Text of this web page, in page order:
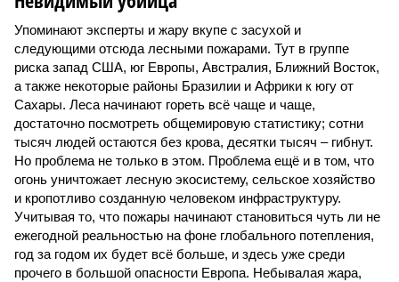
Упоминают эксперты и жару вкупе с засухой и
следующими отсюда лесными пожарами. Тут в группе
риска запад США, юг Европы, Австралия, Ближний Восток,
а также некоторые районы Бразилии и Африки к югу от
Сахары. Леса начинают гореть всё чаще и чаще,
достаточно посмотреть общемировую статистику; сотни
тысяч людей остаются без крова, десятки тысяч – гибнут.
Но проблема не только в этом. Проблема ещё и в том, что
огонь уничтожает лесную экосистему, сельское хозяйство
и кропотливо созданную человеком инфраструктуру.
Учитывая то, что пожары начинают становиться чуть ли не
ежегодной реальностью на фоне глобального потепления,
год за годом их будет всё больше, и здесь уже среди
прочего в большой опасности Европа. Небывалая жара,